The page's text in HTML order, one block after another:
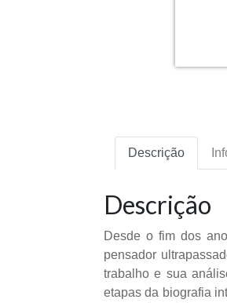
Descrição
Descrição
Desde o fim dos
pensador
trabalho e sua
etapas da biografia